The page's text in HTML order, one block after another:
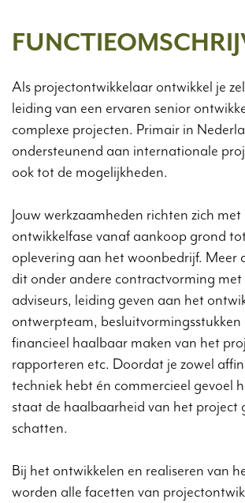
Als projectontwikkelaar ontwikkel je
leiding van een ervaren senior
complexe projecten. Primair in
ondersteunend aan internationale
ook tot de mogelijkheden.
Jouw werkzaamheden richten zich
ontwikkelfase vanaf aankoop grond
oplevering aan het woonbedrijf. Meer
dit onder andere contractvorming
adviseurs, leiding geven aan het
ontwerpteam, besluitvormingsstukken
financieel haalbaar maken van het
rapporteren etc. Doordat je zowel
techniek hebt én commercieel gevoel
staat de haalbaarheid van het project
schatten.
Bij het ontwikkelen en realiseren van
worden alle facetten van